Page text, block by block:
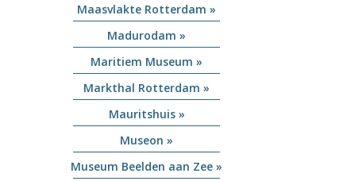
Maasvlakte Rotterdam »
Madurodam »
Maritiem Museum »
Markthal Rotterdam »
Mauritshuis »
Museon »
Museum Beelden aan Zee »